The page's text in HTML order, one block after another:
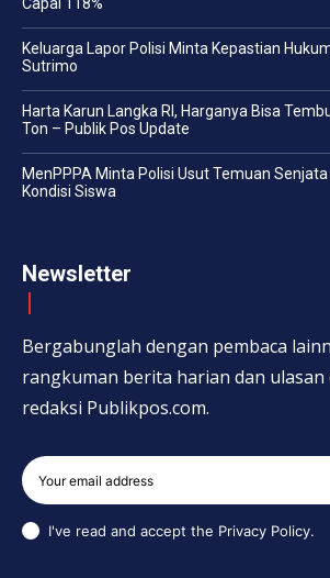
Keluarga Lapor Polisi Minta Kepastian
Sutrimo
Harta Karun Langka RI, Harganya Bisa
Ton – Publik Pos Update
MenPPPA Minta Polisi Usut Temuan
Kondisi Siswa
Newsletter
Bergabunglah dengan pembaca
rangkuman berita harian dan
redaksi Publikpos.com.
I've read and accept the Privacy Policy.